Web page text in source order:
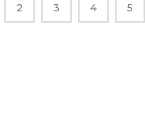
2 3 4 5